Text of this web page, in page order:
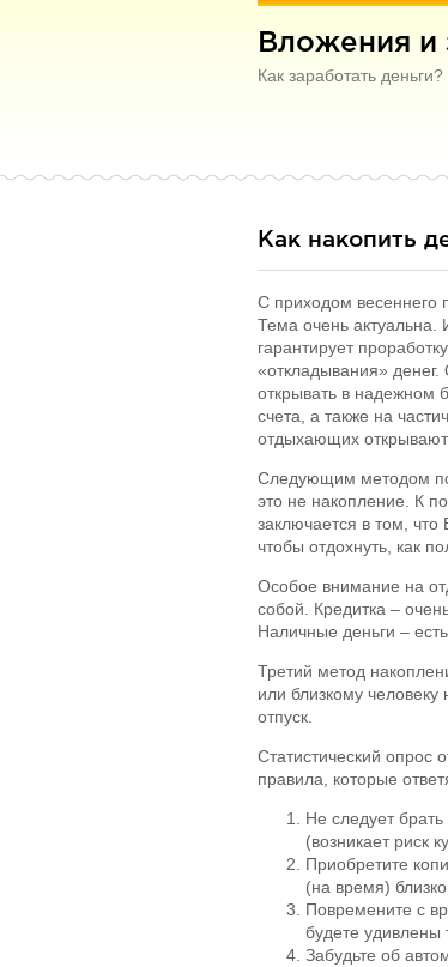
Вложения и
Как заработать
Как накопить
С приходом весеннего
Тема очень актуальна.
гарантирует
«откладывания»
открывать в надежном
счета, а также на
отдыхающих
Следующим методом
это не накопление. К
заключается в том,
чтобы отдохнуть, как
Особое внимание на
собой. Кредитка –
Наличные деньги –
Третий метод
или близкому человеку
отпуск.
Статистический опрос
правила, которые
Не следует
(возникает риск
Приобретите
(на время)
Повремените с
будете удивлены
Забудьте об